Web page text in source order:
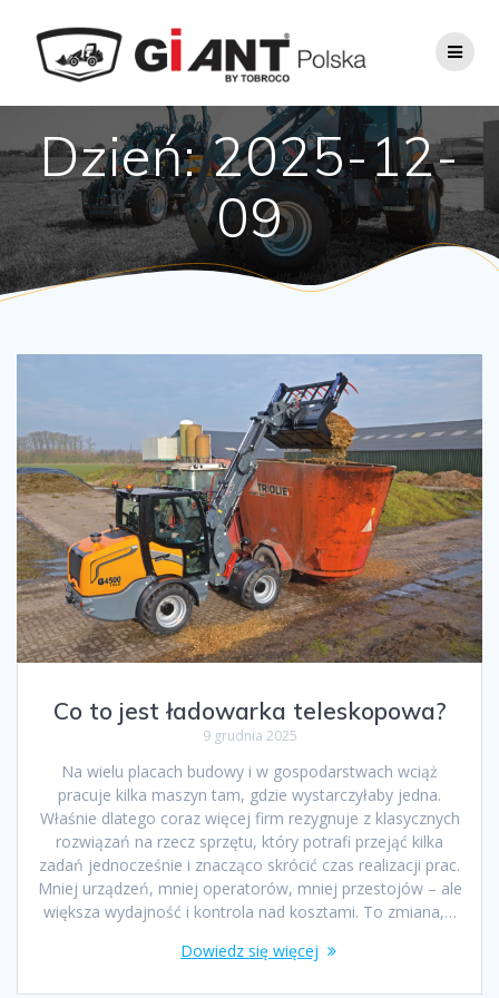
to
content
Dzień:2025-12-
09
Co to jest ładowarka teleskopowa?
9 grudnia 2025
Na wielu placach budowy i w gospodarstwach wciąż
pracuje kilka maszyn tam, gdzie wystarczyłaby jedna.
Właśnie dlatego coraz więcej firm rezygnuje z klasycznych
rozwiązań na rzecz sprzętu, który potrafi przejąć kilka
zadań jednocześnie i znacząco skrócić czas realizacji prac.
Mniej urządzeń, mniej operatorów, mniej przestojów – ale
większa wydajność i kontrola nad kosztami. To zmiana,…
Dowiedz się więcej